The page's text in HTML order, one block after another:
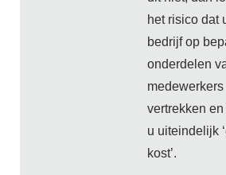
het risico dat
bedrijf op
onderdelen
medewerkers
vertrekken
u uiteindelijk
kost’.